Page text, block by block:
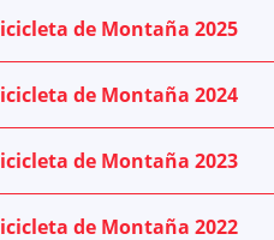
de Montaña 2025
de Montaña 2024
de Montaña 2023
de Montaña 2022